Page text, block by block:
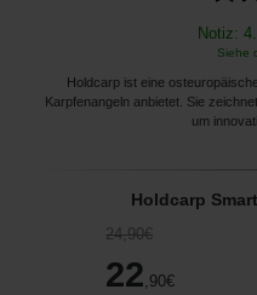
Notiz:
Siehe
Holdcarp ist eine
Karpfenangeln anbietet. Sie
um
Holdcarp
24,90€
22 ,90€